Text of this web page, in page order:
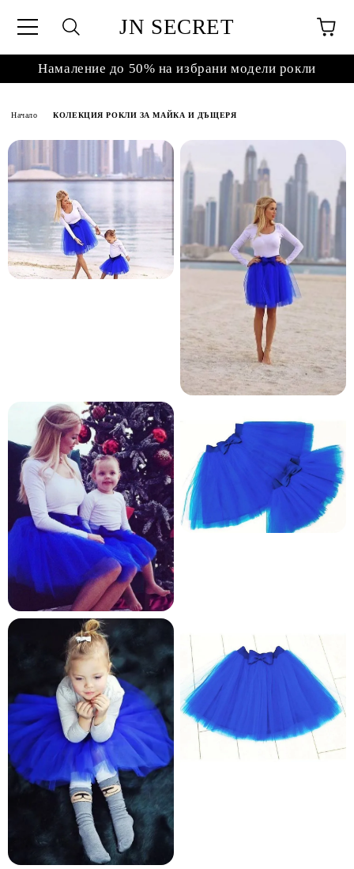
JN SECRET
и по лични мерки
Намаление до 50% на избрани модели рокли
Начало КОЛЕКЦИЯ РОКЛИ ЗА МАЙКА И ДЪЩЕРЯ